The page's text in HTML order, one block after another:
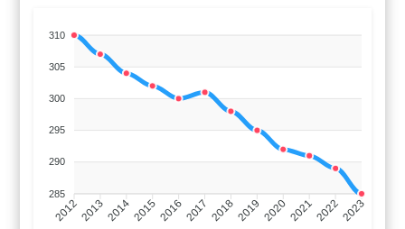
310
305
300
295
290
285
201220132014201520162017 20182019 2020202120222023